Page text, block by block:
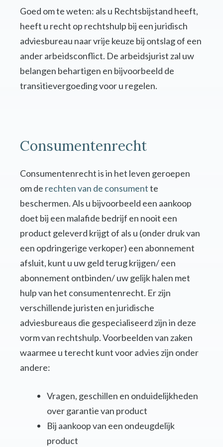
Goed om te weten: als u Rechtsbijstand heeft,
heeft u recht op rechtshulp bij een juridisch
adviesbureau naar vrije keuze bij ontslag of een
ander arbeidsconflict. De arbeidsjurist zal uw
belangen behartigen en bijvoorbeeld de
transitievergoeding voor u regelen.
Consumentenrecht
Consumentenrecht is in het leven geroepen
om de rechten van de consumentte
beschermen. Als u bijvoorbeeld een aankoop
doet bij een malafide bedrijf en nooit een
product geleverd krijgt of als u (onder druk van
een opdringerige verkoper) een abonnement
afsluit, kunt u uw geld terug krijgen/ een
abonnement ontbinden/ uw gelijk halen met
hulp van het consumentenrecht. Er zijn
verschillende juristen en juridische
adviesbureaus die gespecialiseerd zijn in deze
vorm van rechtshulp. Voorbeelden van zaken
waarmee u terecht kunt voor advies zijn onder
andere:
Vragen, geschillen en onduidelijkheden
over garantie van product
Bij aankoop van een ondeugdelijk
product